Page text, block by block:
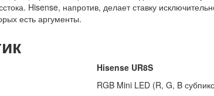
Hisense, напротив, делает ставку
есть аргументы.
Hisense UR8S
RGB Mini LED (R, G, B